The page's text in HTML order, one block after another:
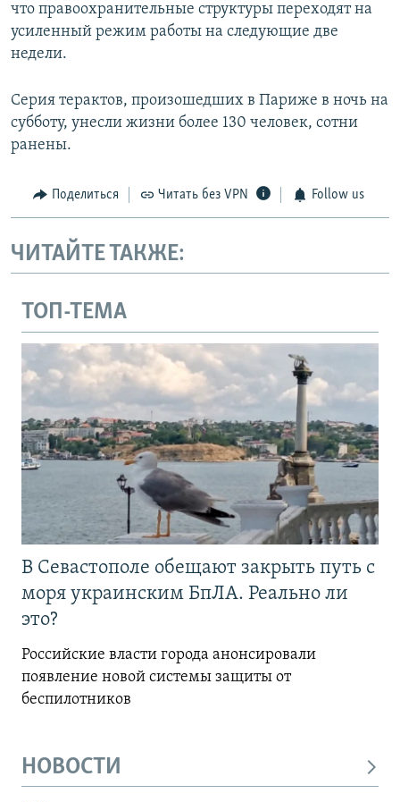
что правоохранительные структуры переходят на
усиленный режим работы на следующие две
недели.
Серия терактов, произошедших в Париже в ночь на
субботу, унесли жизни более 130 человек, сотни
ранены.
Поделиться Читать без VPN Follow us
ЧИТАЙТЕ ТАКЖЕ:
ТОП-ТЕМА
В Севастополе обещают закрыть путь с
моря украинским БпЛА. Реально ли
это?
Российские власти города анонсировали
появление новой системы защиты от
беспилотников
НОВОСТИ